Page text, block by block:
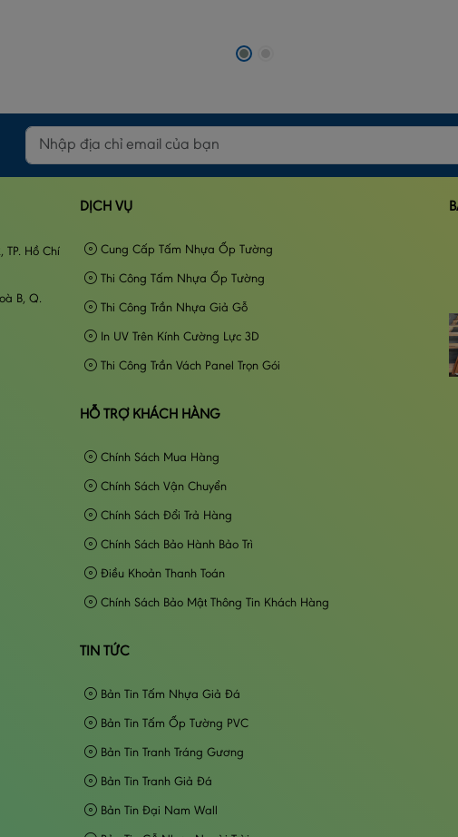
TP. Hồ Chí
B, Q.
DỊCH VỤ
Cung Cấp Tấm Nhựa Ốp Tường
Thi Công Tấm Nhựa Ốp Tường
Thi Công Trần Nhựa Giả Gỗ
In UV Trên Kính Cường Lực 3D
Thi Công Trần Vách Panel Trọn Gói
HỖ TRỢ KHÁCH HÀNG
Chính Sách Mua Hàng
Chính Sách Vận Chuyển
Chính Sách Đổi Trả Hàng
Chính Sách Bảo Hành Bảo Trì
Điều Khoản Thanh Toán
Chính Sách Bảo Mật Thông Tin Khách Hàng
TIN TỨC
Bản Tin Tấm Nhựa Giả Đá
Bản Tin Tấm Ốp Tường PVC
Bản Tin Tranh Tráng Gương
Bản Tin Tranh Giả Đá
Bản Tin Đại Nam Wall